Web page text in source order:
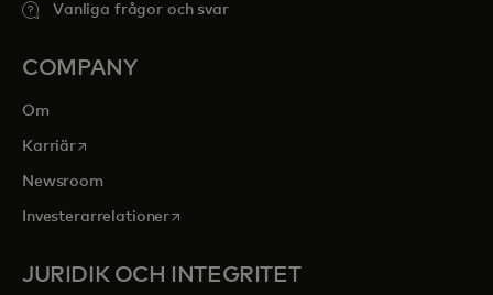
Vanliga frågor och svar
COMPANY
Om
Karriäropens in a new tab
Newsroom
Investerarrelationeropens in a new tab
JURIDIK OCH INTEGRITET